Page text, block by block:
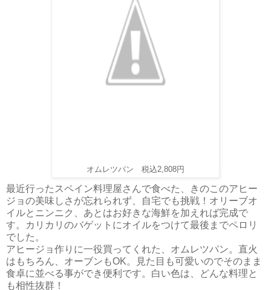
オムレツパン 税込2,808円
最近行ったスペイン料理屋さんで食べた、きのこのアヒー
ジョの美味しさが忘れられず、自宅でも挑戦！オリーブオ
イルとニンニク、あとはお好きな海鮮を加えれば完成で
す。カリカリのバゲットにオイルをつけて最後までペロリ
でした。
アヒージョ作りに一役買ってくれた、オムレツパン。直火
はもちろん、オーブンもOK。見た目も可愛いのでそのまま
食卓に並べる事ができ便利です。白い色は、どんな料理と
も相性抜群！